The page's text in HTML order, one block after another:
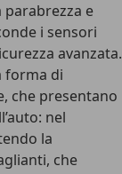
parabrezza e
i sensori
avanzata.
forma di
che presentano
nel
la
che